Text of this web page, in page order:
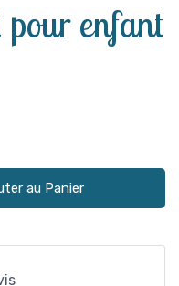
pour enfant
au Panier